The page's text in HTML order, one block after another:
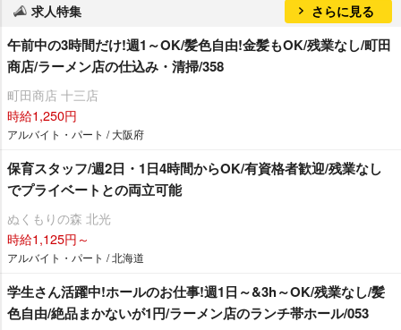
求人特集 さらに見る
午前中の3時間だけ!週1～OK/髪色自由!金髪もOK/残業なし/町田
商店/ラーメン店の仕込み・清掃/358
町田商店 十三店
時給1,250円
アルバイト・パート / 大阪府
保育スタッフ/週2日・1日4時間からOK/有資格者歓迎/残業なし
でプライベートとの両立可能
ぬくもりの森 北光
時給1,125円～
アルバイト・パート / 北海道
学生さん活躍中!ホールのお仕事!週1日～&3h～OK/残業なし/髪
色自由/絶品まかないが1円/ラーメン店のランチ帯ホール/053